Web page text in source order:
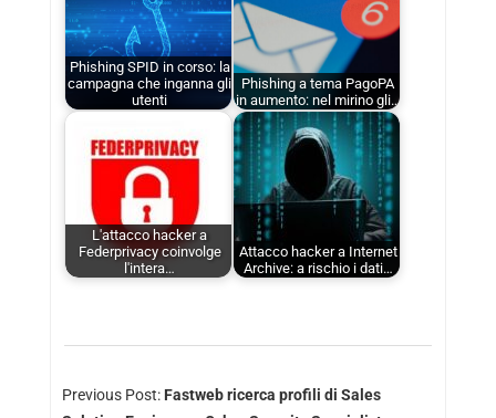
Phishing SPID in corso: la
campagna che inganna gli
utenti
Phishing a tema PagoPA
in aumento: nel mirino gli…
L'attacco hacker a
Federprivacy coinvolge
l'intera…
Attacco hacker a Internet
Archive: a rischio i dati…
Previous Post: Fastweb ricerca profili di Sales